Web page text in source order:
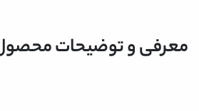
معرفی و توضیحات محصول